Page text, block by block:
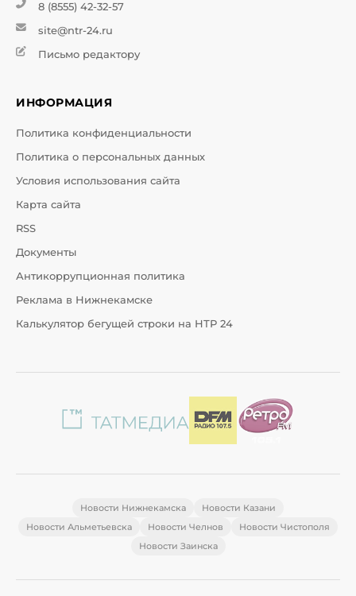
8 (8555) 42-32-57
site@ntr-24.ru
Письмо редактору
ИНФОРМАЦИЯ
Политика конфиденциальности
Политика о персональных данных
Условия использования сайта
Карта сайта
RSS
Документы
Антикоррупционная политика
Реклама в Нижнекамске
Калькулятор бегущей строки на НТР 24
Новости Нижнекамска
Новости Казани
Новости Альметьевска
Новости Челнов
Новости Чистополя
Новости Заинска